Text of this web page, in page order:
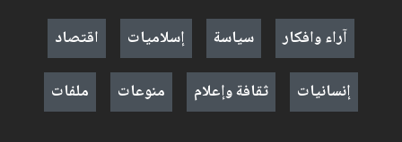
آراء وافكار
سياسة إسلاميات
اقتصاد
إنسانيات
ثقافة وإعلام منوعات ملفات